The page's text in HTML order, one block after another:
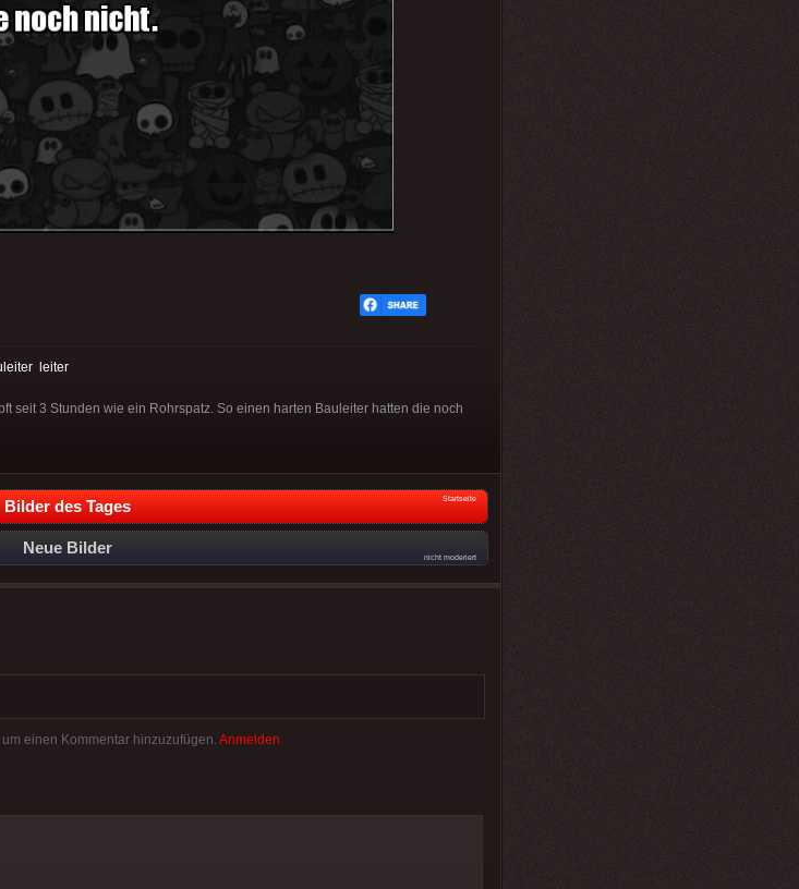
leiter
seit 3 Stunden wie ein Rohrspatz. So einen harten Bauleiter hatten die noch
Bilder des Tages Startseite
Neue Bilder
nicht moderiert
einen Kommentar hinzuzufügen. Anmelden